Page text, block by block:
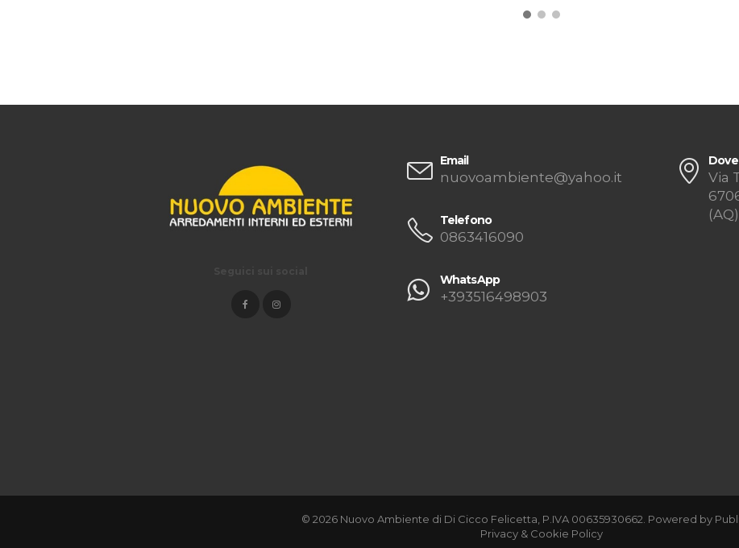
Email
nuovoambiente@yahoo.it
Telefono
0863416090
WhatsApp
+393516498903
Via
(AQ)
© 2026 Nuovo Ambiente di Di Cicco Felicetta, P.IVA 00635930662. Powered by
Privacy & Cookie Policy